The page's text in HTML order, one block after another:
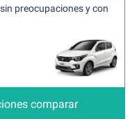
preocupaciones y con
comparar